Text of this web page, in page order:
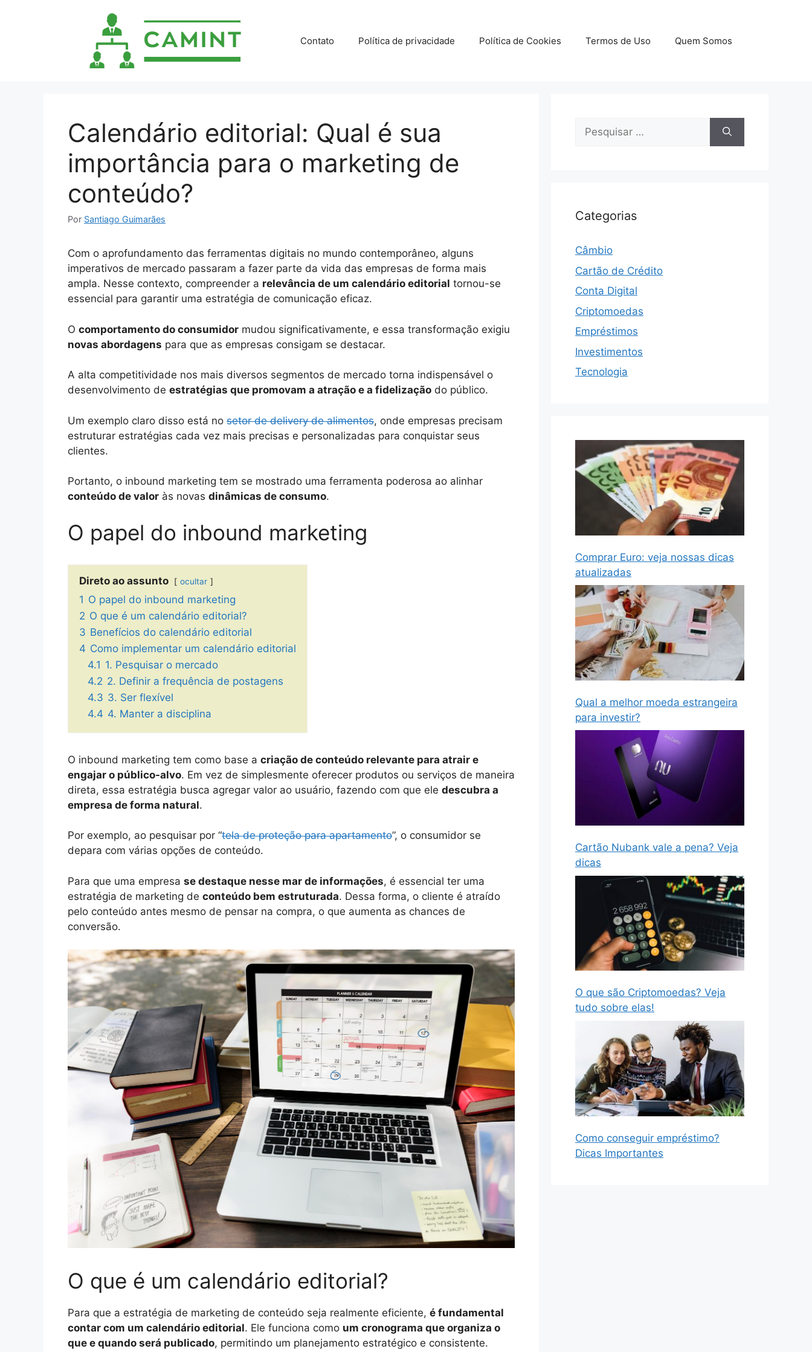
Contato Política de privacidade Política de Cookies Termos de Uso Quem Somos
Calendário editorial: Qual é sua
importância para o marketing de
conteúdo?
Por Santiago Guimarães
Com o aprofundamento das ferramentas digitais no mundo contemporâneo, alguns
imperativos de mercado passaram a fazer parte da vida das empresas de forma mais
ampla. Nesse contexto, compreender a relevância de um calendário editorial tornou-se
essencial para garantir uma estratégia de comunicação eficaz.
O comportamento do consumidor mudou significativamente, e essa transformação exigiu
novas abordagens para que as empresas consigam se destacar.
A alta competitividade nos mais diversos segmentos de mercado torna indispensável o
desenvolvimento de estratégias que promovam a atração e a fidelização do público.
Um exemplo claro disso está no setor de delivery de alimentos, onde empresas precisam
estruturar estratégias cada vez mais precisas e personalizadas para conquistar seus
clientes.
Portanto, o inbound marketing tem se mostrado uma ferramenta poderosa ao alinhar
conteúdo de valor às novas dinâmicas de consumo.
O papel do inbound marketing
Direto ao assunto ocultar
1 O papel do inbound marketing
2 O que é um calendário editorial?
3 Benefícios do calendário editorial
4 Como implementar um calendário editorial
4.1 1. Pesquisar o mercado
4.2 2. Definir a frequência de postagens
4.3 3. Ser flexível
4.4 4. Manter a disciplina
O inbound marketing tem como base a criação de conteúdo relevante para atrair e
engajar o público-alvo. Em vez de simplesmente oferecer produtos ou serviços de maneira
direta, essa estratégia busca agregar valor ao usuário, fazendo com que ele descubra a
empresa de forma natural.
Por exemplo, ao pesquisar por “tela de proteção para apartamento”, o consumidor se
depara com várias opções de conteúdo.
Para que uma empresa se destaque nesse mar de informações, é essencial ter uma
estratégia de marketing de conteúdo bem estruturada. Dessa forma, o cliente é atraído
pelo conteúdo antes mesmo de pensar na compra, o que aumenta as chances de
conversão.
O que é um calendário editorial?
Para que a estratégia de marketing de conteúdo seja realmente eficiente, é fundamental
contar com um calendário editorial. Ele funciona como um cronograma que organiza o
que e quando será publicado, permitindo um planejamento estratégico e consistente.
Pesquisar
Categorias
Câmbio
Cartão de Crédito
Conta Digital
Criptomoedas
Empréstimos
Investimentos
Tecnologia
Comprar Euro: veja nossas dicas
atualizadas
Qual a melhor moeda estrangeira
para investir?
Cartão Nubank vale a pena? Veja
dicas
O que são Criptomoedas? Veja
tudo sobre elas!
Como conseguir empréstimo?
Dicas Importantes